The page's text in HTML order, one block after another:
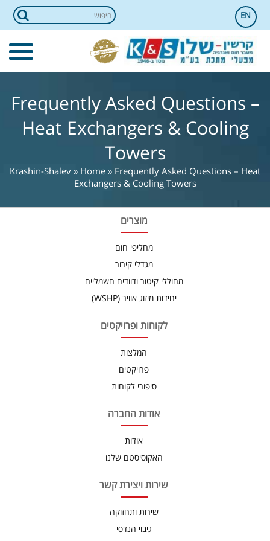
EN
Frequently Asked Questions –
Heat Exchangers & Cooling
Towers
Krashin-Shalev » Home » Frequently Asked Questions – Heat
Exchangers & Cooling Towers
מוצרים
מחליפי חום
מגדלי קירור
מחוללי קיטור ודוודים חשמליים
יחידות מיזוג אוויר (WSHP)
לקוחות ופרויקטים
המלצות
פרויקטים
סיפורי לקוחות
אודות החברה
אודות
האקוסיסטם שלנו
שירות ויצירת קשר
שירות ותחזוקה
גיבוי הנדסי